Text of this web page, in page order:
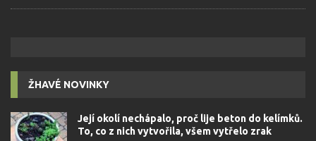
ŽHAVÉ NOVINKY
Její okolí nechápalo, proč lije beton do kelímků.
To, co z nich vytvořila, všem vytřelo zrak